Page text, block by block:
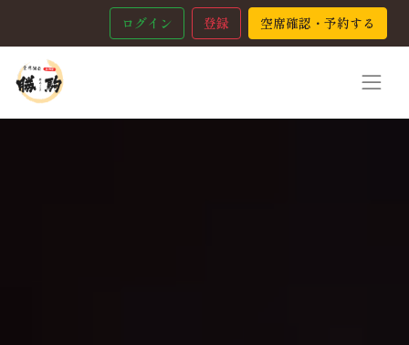
ログイン 登録 空席確認・予約する